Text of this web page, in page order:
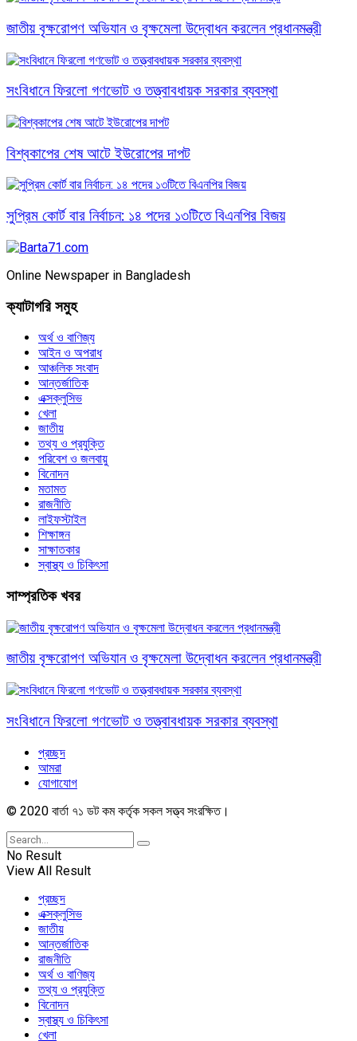
জাতীয় বৃক্ষরোপণ অভিযান ও বৃক্ষমেলা উদ্বোধন করলেন প্রধানমন্ত্রী
সংবিধানে ফিরলো গণভোট ও তত্ত্বাবধায়ক সরকার ব্যবস্থা
বিশ্বকাপের শেষ আটে ইউরোপের দাপট
সুপ্রিম কোর্ট বার নির্বাচন: ১৪ পদের ১৩টিতে বিএনপির বিজয়
Online Newspaper in Bangladesh
ক্যাটাগরি সমুহ
অর্থ ও বাণিজ্য
আইন ও অপরাধ
আঞ্চলিক সংবাদ
আন্তর্জাতিক
এক্সক্লুসিভ
খেলা
জাতীয়
তথ্য ও প্রযুক্তি
পরিবেশ ও জলবায়ু
বিনোদন
মতামত
রাজনীতি
লাইফস্টাইল
শিক্ষাঙ্গন
সাক্ষাতকার
স্বাস্থ্য ও চিকিৎসা
সাম্প্রতিক খবর
জাতীয় বৃক্ষরোপণ অভিযান ও বৃক্ষমেলা উদ্বোধন করলেন প্রধানমন্ত্রী
সংবিধানে ফিরলো গণভোট ও তত্ত্বাবধায়ক সরকার ব্যবস্থা
প্রচ্ছদ
আমরা
যোগাযোগ
© 2020 বার্তা ৭১ ডট কম কর্তৃক সকল সত্ত্ব সংরক্ষিত।
No Result
View All Result
প্রচ্ছদ
এক্সক্লুসিভ
জাতীয়
আন্তর্জাতিক
রাজনীতি
অর্থ ও বাণিজ্য
তথ্য ও প্রযুক্তি
বিনোদন
স্বাস্থ্য ও চিকিৎসা
খেলা